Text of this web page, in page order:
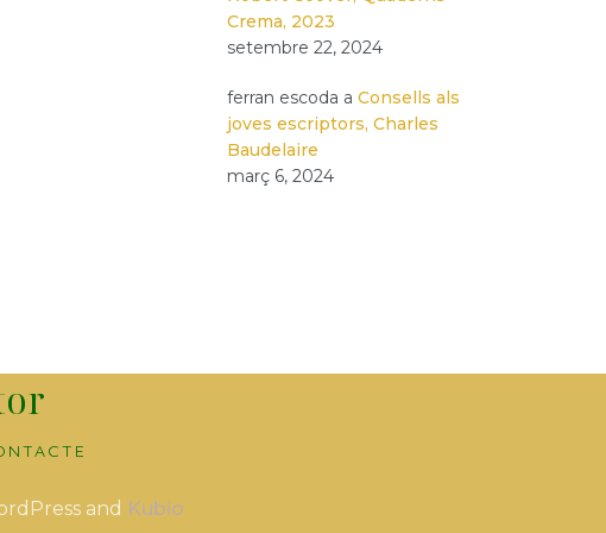
Crema, 2023
setembre 22, 2024
ferran escoda a Consells als
joves escriptors, Charles
Baudelaire
març 6, 2024
and Kubio